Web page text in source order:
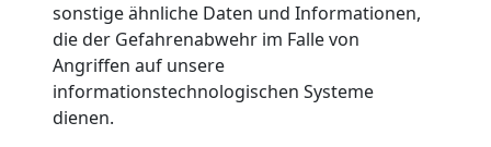
sonstige ähnliche Daten und Informationen,
die der Gefahrenabwehr im Falle von
Angriffen auf unsere
informationstechnologischen Systeme
dienen.